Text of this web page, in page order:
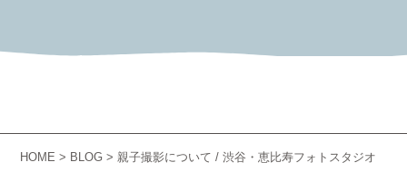
HOME> BLOG > 親子撮影について / 渋谷・恵比寿フォトスタジオ